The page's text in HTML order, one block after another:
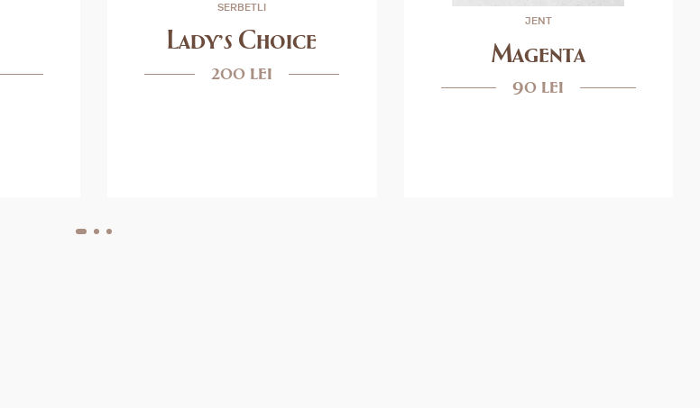
SERBETLI
Lady's Choice
200 lei
JENT
Magenta
90 lei